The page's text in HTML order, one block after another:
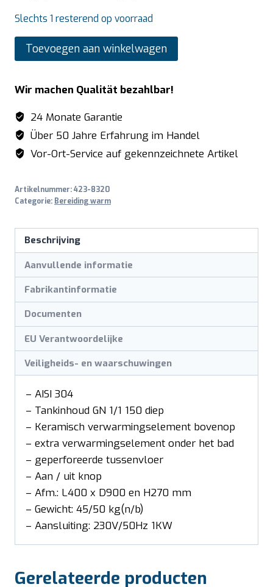
Slechts 1 resterend op voorraad
SARO
Frietwarmer
tafelmodel
-
model
LQ
/
aantal
Toevoegen aan winkelwagen
Wir machen Qualität bezahlbar!
24 Monate Garantie
Über 50 Jahre Erfahrung im Handel
Vor-Ort-Service auf gekennzeichnete Artikel
Artikelnummer:423-8320
Categorie: Bereiding warm
Beschrijving
Aanvullende informatie
Fabrikantinformatie
Documenten
EU Verantwoordelijke
Veiligheids- en waarschuwingen
– AISI 304
– Tankinhoud GN 1/1 150 diep
– Keramisch verwarmingselement bovenop
– extra verwarmingselement onder het bad
– geperforeerde tussenvloer
– Aan / uit knop
– Afm.: L400 x D900 en H270 mm
– Gewicht: 45/50 kg(n/b)
– Aansluiting: 230V/50Hz 1KW
Gerelateerde producten